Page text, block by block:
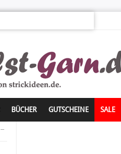
BÜCHER GUTSCHEINE SALE